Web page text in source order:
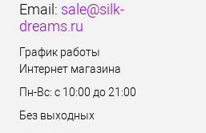
Email: sale@silk-
dreams.ru
График работы
Интернет магазина
Пн-Вс: с 10:00 до 21:00
Без выходных